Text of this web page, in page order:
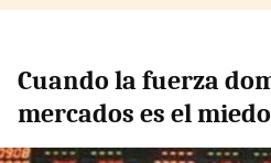
Cuando la fuerza
mercados es el miedo